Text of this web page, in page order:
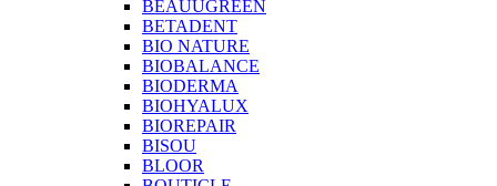
BEAUUGREEN
BETADENT
BIO NATURE
BIOBALANCE
BIODERMA
BIOHYALUX
BIOREPAIR
BISOU
BLOOR